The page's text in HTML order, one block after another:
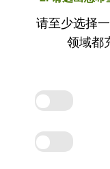
请至少选择
领域都